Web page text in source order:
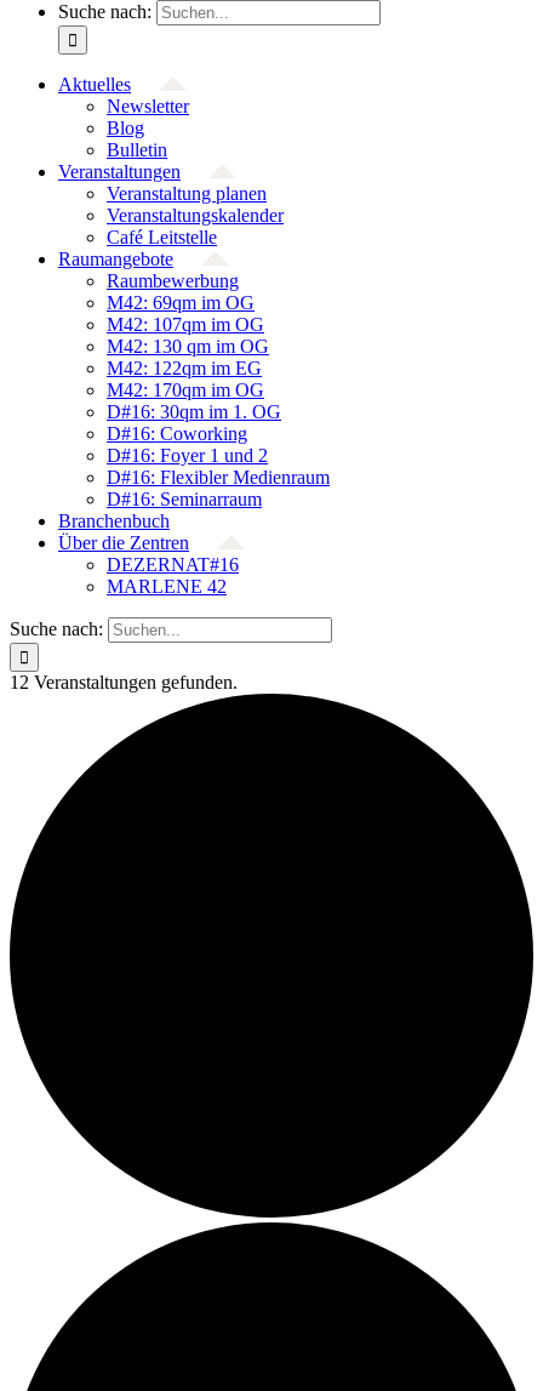
Suche nach:
Aktuelles
Newsletter
Blog
Bulletin
Veranstaltungen
Veranstaltung planen
Veranstaltungskalender
Café Leitstelle
Raumangebote
Raumbewerbung
M42: 69qm im OG
M42: 107qm im OG
M42: 130 qm im OG
M42: 122qm im EG
M42: 170qm im OG
D#16: 30qm im 1. OG
D#16: Coworking
D#16: Foyer 1 und 2
D#16: Flexibler Medienraum
D#16: Seminarraum
Branchenbuch
Über die Zentren
DEZERNAT#16
MARLENE 42
Suche nach:
12 Veranstaltungen gefunden.